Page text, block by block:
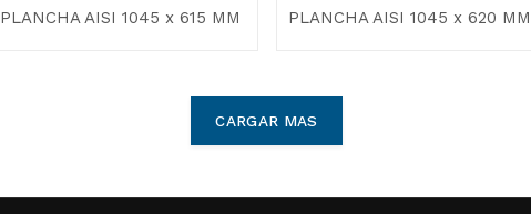
PLANCHA AISI 1045 x 615 MM PLANCHA AISI 1045 x 620 MM
CARGAR MAS